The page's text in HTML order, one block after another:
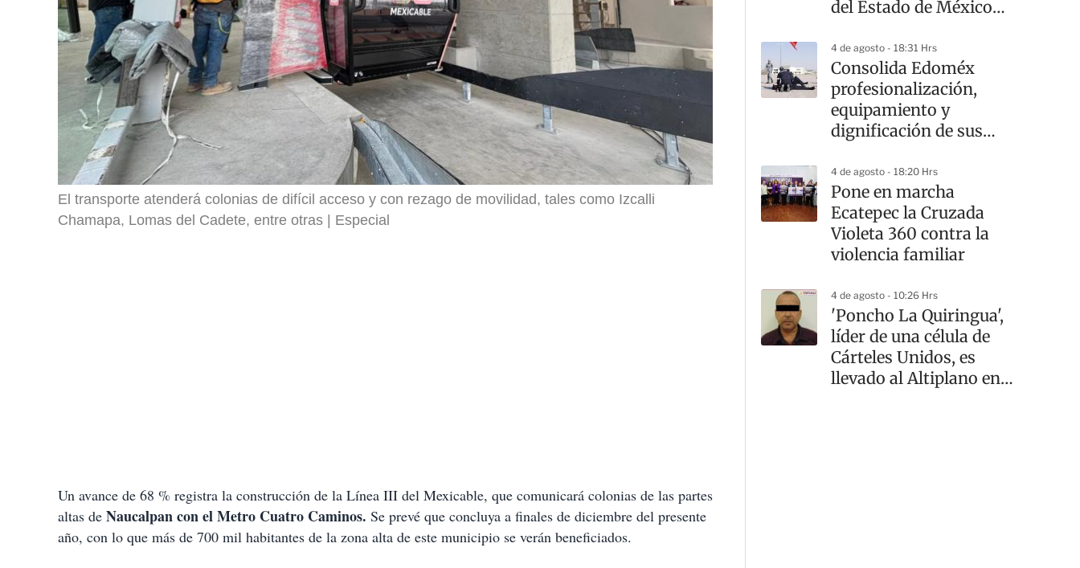
El transporte atenderá colonias de difícil acceso y con rezago de movilidad, tales como Izcalli
Chamapa, Lomas del Cadete, entre otras
Especial
Un avance de 68 % registra la construcción de la Línea III del Mexicable, que comunicará colonias de las partes
altas de Naucalpan con el Metro Cuatro Caminos. Se prevé que concluya a finales de diciembre del presente
año, con lo que más de 700 mil habitantes de la zona alta de este municipio se verán beneficiados.
del Estado de México
4 de agosto - 18:31 Hrs
Consolida Edoméx
profesionalización,
equipamiento y
dignificación de sus
4 de agosto - 18:20 Hrs
Pone en marcha
Ecatepec la Cruzada
Violeta 360 contra la
violencia familiar
4 de agosto - 10:26 Hrs
'Poncho La Quiringua',
líder de una célula de
Cárteles Unidos, es
llevado al Altiplano en